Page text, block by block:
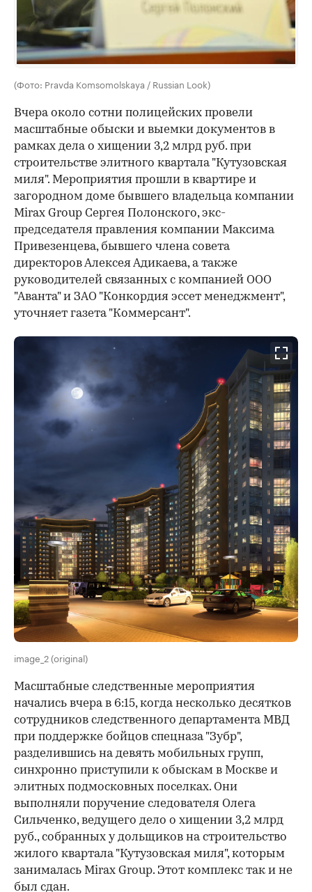
(Фото: Pravda Komsomolskaya / Russian Look)
Вчера около сотни полицейских провели
масштабные обыски и выемки документов в
рамках дела о хищении 3,2 млрд руб. при
строительстве элитного квартала "Кутузовская
миля". Мероприятия прошли в квартире и
загородном доме бывшего владельца компании
Mirax Group Сергея Полонского, экс-
председателя правления компании Максима
Привезенцева, бывшего члена совета
директоров Алексея Адикаева, а также
руководителей связанных с компанией ООО
"Аванта" и ЗАО "Конкордия эссет менеджмент",
уточняет газета "Коммерсант".
image_2 (original)
Масштабные следственные мероприятия
начались вчера в 6:15, когда несколько десятков
сотрудников следственного департамента МВД
при поддержке бойцов спецназа "Зубр",
разделившись на девять мобильных групп,
синхронно приступили к обыскам в Москве и
элитных подмосковных поселках. Они
выполняли поручение следователя Олега
Сильченко, ведущего дело о хищении 3,2 млрд
руб., собранных у дольщиков на строительство
жилого квартала "Кутузовская миля", которым
занималась Mirax Group. Этот комплекс так и не
был сдан.